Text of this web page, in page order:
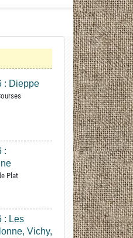
: Dieppe
:
Plat
: Les
Vichy,